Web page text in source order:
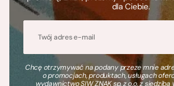
dla Ciebie.
Chcę otrzymywać na podany przeze mnie
o promocjach, produktach, usługach
wydawnictwo SIW ZNAK sp. z o.o. z siedzibą